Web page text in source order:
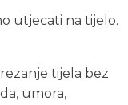
utjecati na tijelo.
tijela bez
umora,